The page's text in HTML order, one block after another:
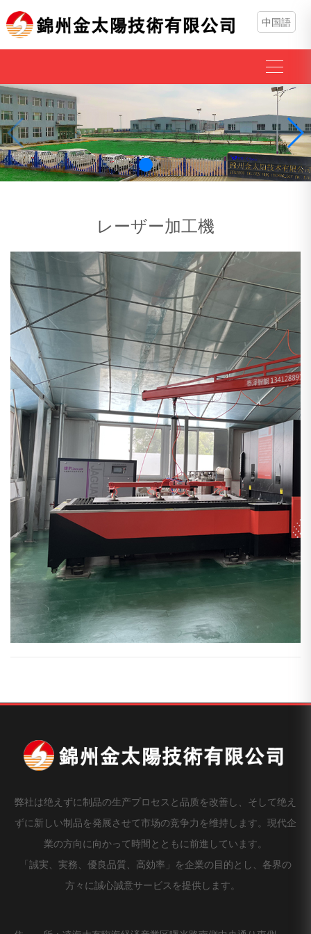
中国語
レーザー加工機
弊社は绝えずに制品の生产プロセスと品质を改善し、そして绝え
ずに新しい制品を発展させて市场の竞争力を维持します。現代企
業の方向に向かって時間とともに前進しています。
「誠実、実務、優良品質、高効率」を企業の目的とし、各界の
方々に誠心誠意サービスを提供します。